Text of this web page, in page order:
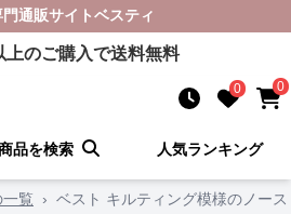
門通販サイトベスティ
上のご購入で送料無料
0 0
品を検索 人気ランキング
一覧 › ベスト キルティング模様のノー